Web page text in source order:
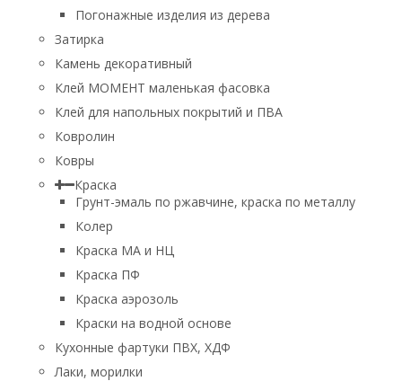
Погонажные изделия из дерева
Затирка
Камень декоративный
Клей МОМЕНТ маленькая фасовка
Клей для напольных покрытий и ПВА
Ковролин
Ковры
Краска
Грунт-эмаль по ржавчине, краска по металлу
Колер
Краска МА и НЦ
Краска ПФ
Краска аэрозоль
Краски на водной основе
Кухонные фартуки ПВХ, ХДФ
Лаки, морилки